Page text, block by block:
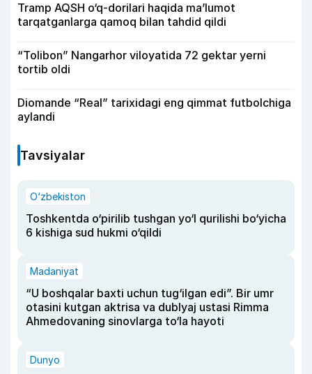
Tramp AQSH o‘q-dorilari haqida ma’lumot
tarqatganlarga qamoq bilan tahdid qildi
“Tolibon” Nangarhor viloyatida 72 gektar yerni
tortib oldi
Diomande “Real” tarixidagi eng qimmat futbolchiga
aylandi
Tavsiyalar
O‘zbekiston
Toshkentda o‘pirilib tushgan yo‘l qurilishi bo‘yicha
6 kishiga sud hukmi o‘qildi
Madaniyat
“U boshqalar baxti uchun tug‘ilgan edi”. Bir umr
otasini kutgan aktrisa va dublyaj ustasi Rimma
Ahmedovaning sinovlarga to‘la hayoti
Dunyo